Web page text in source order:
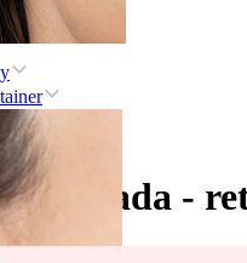
náhrada -